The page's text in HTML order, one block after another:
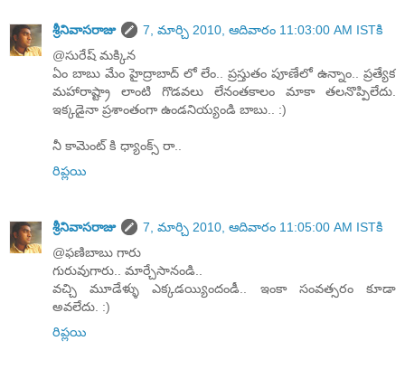
శ్రీనివాసరాజు
7, మార్చి 2010, ఆదివారం 11:03:00 AM ISTకి
@సురేష్ మక్కిన
ఏం బాబు మేం హైద్రాబాద్ లో లేం.. ప్రస్తుతం పూణేలో ఉన్నాం.. ప్రత్యేక
మహారాష్ట్రా లాంటి గొడవలు లేనంతకాలం మాకా తలనొప్పిలేదు.
ఇక్కడైనా ప్రశాంతంగా ఉండనియ్యండి బాబు.. :)
నీ కామెంట్ కి ధ్యాంక్స్ రా..
రిప్లయి
శ్రీనివాసరాజు
7, మార్చి 2010, ఆదివారం 11:05:00 AM ISTకి
@ఫణిబాబు గారు
గురువుగారు.. మార్చేసానండి..
వచ్చి మూడేళ్ళు ఎక్కడయ్యిందండీ.. ఇంకా సంవత్సరం కూడా
అవలేదు. :)
రిప్లయి